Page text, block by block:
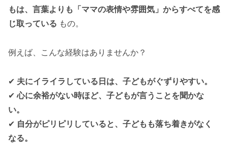
もは、言葉よりも「ママの表情や雰囲気」からすべてを感
じ取っている もの。
例えば、こんな経験はありませんか？
✔ 夫にイライラしている日は、子どもがぐずりやすい。
✔心に余裕がない時ほど、子どもが言うことを聞かな
い。
✔ 自分がピリピリしていると、子どもも落ち着きがなく
なる。